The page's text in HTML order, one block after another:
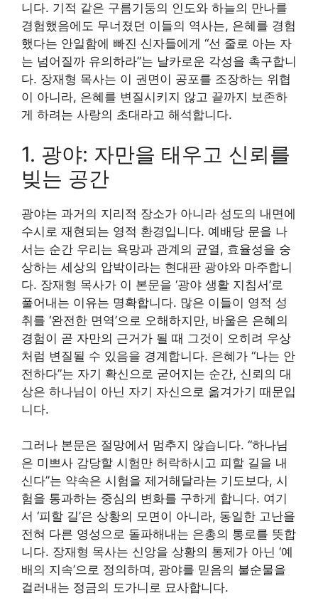
니다. 기적 같은 구름기둥의 인도와 하늘의 만나를
경험했음에도 무너졌던 이들의 역사는, 은혜를 경험
했다는 안일함에 빠진 신자들에게 “선 줄로 아는 자
는 넘어질까 유의하라”는 날카로운 각성을 촉구합니
다. 장재형 목사는 이 권면이 공포를 조장하는 위협
이 아니라, 은혜를 변질시키지 않고 끝까지 보존하
게 하려는 사랑의 초대라고 해석합니다.
1. 광야: 자만을 태우고 신뢰를
빚는 공간
광야는 과거의 지리적 장소가 아니라 성도의 내면에
수시로 재현되는 영적 환경입니다. 예배당 문을 나
서는 순간 우리는 욕망과 관계의 균열, 효율성을 숭
상하는 세상의 압박이라는 현대판 광야와 마주합니
다. 장재형 목사가 이 본문을 ‘광야 생활 지침서’로
풀어내는 이유는 명확합니다. 많은 이들이 영적 성
취를 ‘완전한 면역’으로 오해하지만, 바울은 은혜의
경험이 곧 자만의 근거가 될 때 그것이 오히려 우상
처럼 변질될 수 있음을 경계합니다. 은혜가 “나는 안
전하다”는 자기 확신으로 굳어지는 순간, 신뢰의 대
상은 하나님이 아닌 자기 자신으로 옮겨가기 때문입
니다.
그러나 본문은 절망에서 멈추지 않습니다. “하나님
은 미쁘사 감당할 시험만 허락하시고 피할 길을 내
신다”는 약속은 시험을 제거해달라는 기도보다, 시
험을 통과하는 중심의 변화를 구하게 합니다. 여기
서 ‘피할 길’은 상황의 모면이 아니라, 동일한 고난을
전혀 다른 영성으로 돌파해내는 은총의 통로를 뜻합
니다. 장재형 목사는 신앙을 상황의 통제가 아닌 ‘예
배의 지속’으로 정의하며, 광야를 믿음의 불순물을
걸러내는 정금의 도가니로 묘사합니다.